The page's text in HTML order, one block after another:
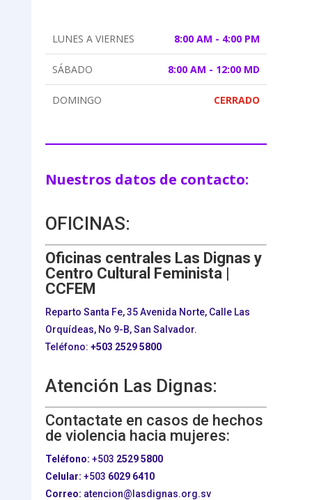
LUNES A VIERNES 8:00 AM - 4:00 PM
SÁBADO 8:00 AM - 12:00 MD
DOMINGO CERRADO
Nuestros datos de contacto:
OFICINAS:
Oficinas centrales Las Dignas y
Centro Cultural Feminista |
CCFEM
Reparto Santa Fe, 35 Avenida Norte, Calle Las
Orquídeas, No 9-B, San Salvador.
Teléfono: +503 2529 5800
Atención Las Dignas:
Contactate en casos de hechos
de violencia hacia mujeres:
Teléfono: +503 2529 5800
Celular: +503 6029 6410
Correo: atencion@lasdignas.org.sv